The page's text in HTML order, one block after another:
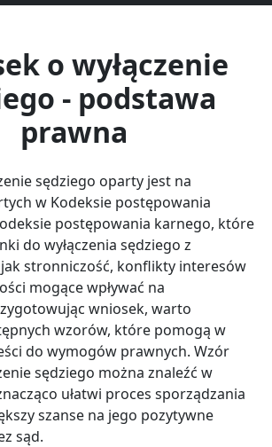
o wyłączenie
- podstawa
prawna
sędziego oparty jest na
w Kodeksie postępowania
postępowania karnego, które
do wyłączenia sędziego z
stronniczość, konflikty interesów
mogące wpływać na
wniosek, warto
wzorów, które pomogą w
do wymogów prawnych. Wzór
sędziego można znaleźć w
ułatwi proces sporządzania
szanse na jego pozytywne
sąd.